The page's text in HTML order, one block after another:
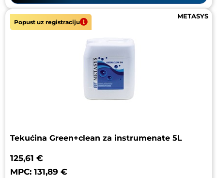
Popust uz registraciju
Tekućina Green+clean za instrumenate 5L
125,61 €
MPC: 131,89 €
METASYS